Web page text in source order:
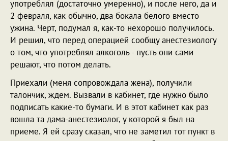
употреблял (достаточно умеренно), и после него, да и
2 февраля, как обычно, два бокала белого вместо
ужина. Черт, подумал я, как-то нехорошо получилось.
И решил, что перед операцией сообщу анестезиологу
о том, что употреблял алкоголь - пусть они сами
решают, что потом делать.
Приехали (меня сопровождала жена), получили
талончик, ждем. Вызвали в кабинет, где нужно было
подписать какие-то бумаги. И в этот кабинет как раз
вошла та дама-анестезиолог, у которой я был на
приеме. Я ей сразу сказал, что не заметил тот пункт в